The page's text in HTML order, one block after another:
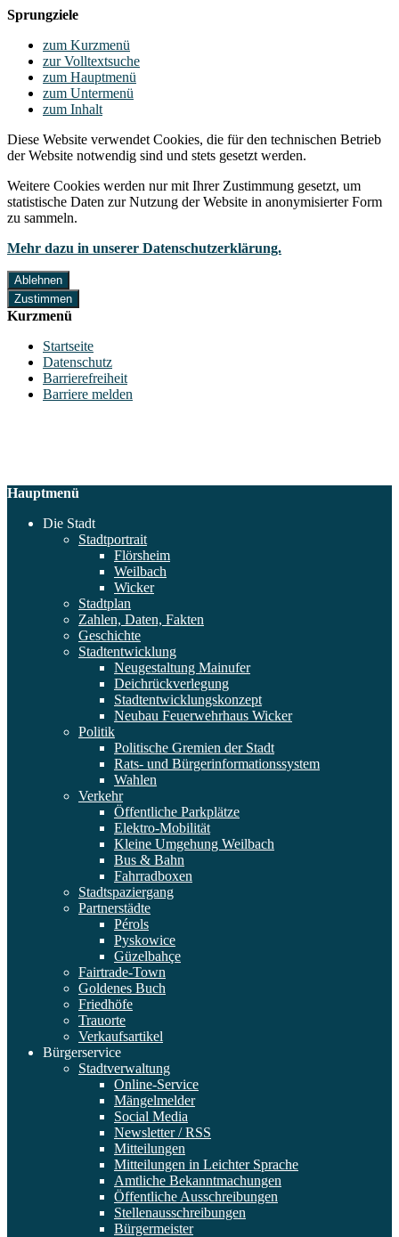
Sprungziele
zum Kurzmenü
zur Volltextsuche
zum Hauptmenü
zum Untermenü
zum Inhalt
Diese Website verwendet Cookies, die für den technischen Betrieb
der Website notwendig sind und stets gesetzt werden.
Weitere Cookies werden nur mit Ihrer Zustimmung gesetzt, um
statistische Daten zur Nutzung der Website in anonymisierter Form
zu sammeln.
Mehr dazu in unserer Datenschutzerklärung.
Ablehnen
Zustimmen
Kurzmenü
Startseite
Datenschutz
Barrierefreiheit
Barriere melden
Hauptmenü
Die Stadt
Stadtportrait
Flörsheim
Weilbach
Wicker
Stadtplan
Zahlen, Daten, Fakten
Geschichte
Stadtentwicklung
Neugestaltung Mainufer
Deichrückverlegung
Stadtentwicklungskonzept
Neubau Feuerwehrhaus Wicker
Politik
Politische Gremien der Stadt
Rats- und Bürgerinformationssystem
Wahlen
Verkehr
Öffentliche Parkplätze
Elektro-Mobilität
Kleine Umgehung Weilbach
Bus & Bahn
Fahrradboxen
Stadtspaziergang
Partnerstädte
Pérols
Pyskowice
Güzelbahçe
Fairtrade-Town
Goldenes Buch
Friedhöfe
Trauorte
Verkaufsartikel
Bürgerservice
Stadtverwaltung
Online-Service
Mängelmelder
Social Media
Newsletter / RSS
Mitteilungen
Mitteilungen in Leichter Sprache
Amtliche Bekanntmachungen
Öffentliche Ausschreibungen
Stellenausschreibungen
Bürgermeister